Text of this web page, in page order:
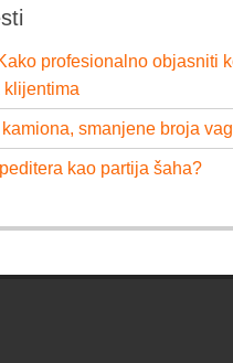
profesionalno objasniti
klijentima
smanjene broja
kao partija šaha?